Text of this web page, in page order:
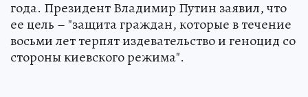
года. Президент Владимир Путин заявил, что
ее цель – "защита граждан, которые в течение
восьми лет терпят издевательство и геноцид со
стороны киевского режима".